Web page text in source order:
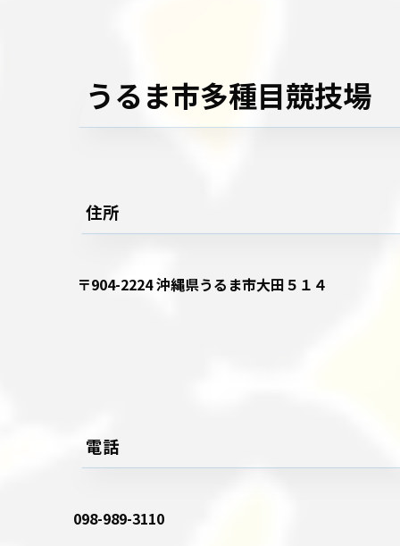
うるま市多種目競技場
住所
〒904-2224 沖縄県うるま市大田５１４
電話
098-989-3110